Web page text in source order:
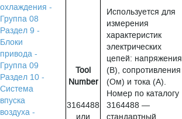
охлаждения -
Группа 08
Раздел 9 -
Блоки
привода -
Группа 09
Раздел 10 -
Система
впуска
воздуха -
Tool
Number
3164488
Используется для
измерения
характеристик
электрических
цепей: напряжения
(В), сопротивления
(Ом) и тока (А).
Номер по каталогу
3164488 —